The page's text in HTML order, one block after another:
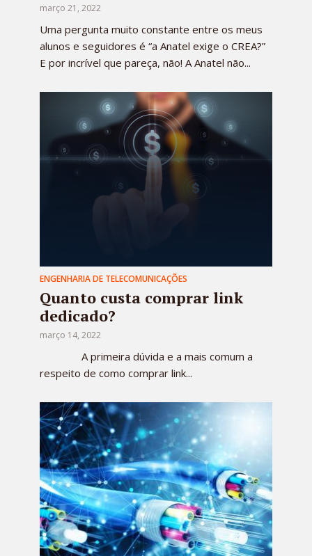
março 21, 2022
Uma pergunta muito constante entre os meus
alunos e seguidores é “a Anatel exige o CREA?”
E por incrível que pareça, não! A Anatel não...
ENGENHARIA DE TELECOMUNICAÇÕES
Quanto custa comprar link
dedicado?
março 14, 2022
A primeira dúvida e a mais comum a
respeito de como comprar link...